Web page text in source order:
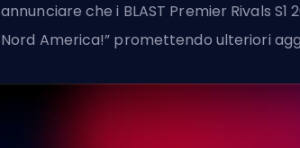
annunciare che i BLAST Premier Rivals S1
Nord America!” promettendo ulteriori